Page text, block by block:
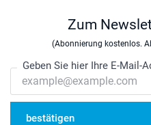
Zum
(Abonnierung kostenlos.
Geben Sie hier Ihre E-Mail-
bestätigen